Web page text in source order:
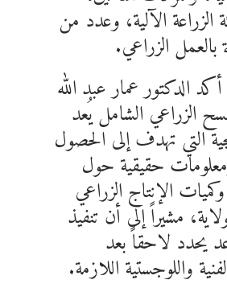
الزراعة الآلية، وعدد من
الزراعي.
الدكتور عمار عبد الله
الزراعي الشامل يُعد
التي تهدف إلى الحصول
حقيقية حول
الإنتاج الزراعي
مشيراً إلى أن تنفيذ
يحدد لاحقاً بعد
واللوجستية اللازمة.